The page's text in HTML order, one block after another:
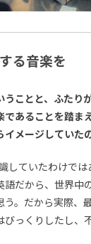
る音楽を
ことと、ふたり
であることを踏ま
メージしていた
していたわけで
語だから、世界中
う。だから実際、
っくりしたし、